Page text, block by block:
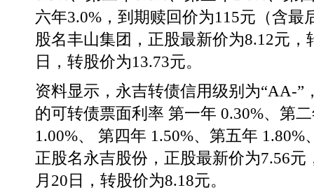
六年3.0%，到期赎回价为115元（含最
股名丰山集团，正股最新价为8.12元，
日，转股价为13.73元。
资料显示，永吉转债信用级别为“AA-”
的可转债票面利率 第一年 0.30%、第
1.00%、 第四年 1.50%、第五年
正股名永吉股份，正股最新价为7.56元
月20日，转股价为8.18元。